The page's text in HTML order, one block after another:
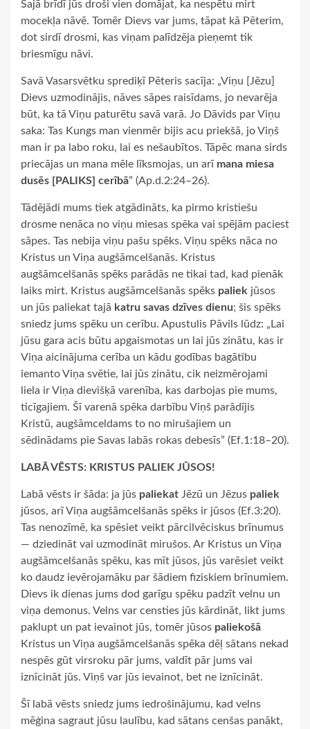
Šajā brīdī jūs droši vien domājat, ka nespētu mirt
mocekļa nāvē. Tomēr Dievs var jums, tāpat kā Pēterim,
dot sirdī drosmi, kas viņam palīdzēja pieņemt tik
briesmīgu nāvi.
Savā Vasarsvētku sprediķī Pēteris sacīja: „Viņu [Jēzu]
Dievs uzmodinājis, nāves sāpes raisīdams, jo nevarēja
būt, ka tā Viņu paturētu savā varā. Jo Dāvids par Viņu
saka: Tas Kungs man vienmēr bijis acu priekšā, jo Viņš
man ir pa labo roku, lai es nešaubītos. Tāpēc mana sirds
priecājas un mana mēle līksmojas, un arī mana miesa
dusēs [PALIKS] cerībā” (Ap.d.2:24–26).
Tādējādi mums tiek atgādināts, ka pirmo kristiešu
drosme nenāca no viņu miesas spēka vai spējām paciest
sāpes. Tas nebija viņu pašu spēks. Viņu spēks nāca no
Kristus un Viņa augšāmcelšanās. Kristus
augšāmcelšanās spēks parādās ne tikai tad, kad pienāk
laiks mirt. Kristus augšāmcelšanās spēks paliek jūsos
un jūs paliekat tajā katru savas dzīves dienu; šis spēks
sniedz jums spēku un cerību. Apustulis Pāvils lūdz: „Lai
jūsu gara acis būtu apgaismotas un lai jūs zinātu, kas ir
Viņa aicinājuma cerība un kādu godības bagātību
iemanto Viņa svētie, lai jūs zinātu, cik neizmērojami
liela ir Viņa dievišķā varenība, kas darbojas pie mums,
ticīgajiem. Šī varenā spēka darbību Viņš parādījis
Kristū, augšāmceldams to no mirušajiem un
sēdinādams pie Savas labās rokas debesīs” (Ef.1:18–20).
LABĀ VĒSTS: KRISTUS PALIEK JŪSOS!
Labā vēsts ir šāda: ja jūs paliekat Jēzū un Jēzus paliek
jūsos, arī Viņa augšāmcelšanās spēks ir jūsos (Ef.3:20).
Tas nenozīmē, ka spēsiet veikt pārcilvēciskus brīnumus
— dziedināt vai uzmodināt mirušos. Ar Kristus un Viņa
augšāmcelšanās spēku, kas mīt jūsos, jūs varēsiet veikt
ko daudz ievērojamāku par šādiem fiziskiem brīnumiem.
Dievs ik dienas jums dod garīgu spēku padzīt velnu un
viņa demonus. Velns var censties jūs kārdināt, likt jums
paklupt un pat ievainot jūs, tomēr jūsos paliekošā
Kristus un Viņa augšāmcelšanās spēka dēļ sātans nekad
nespēs gūt virsroku pār jums, valdīt pār jums vai
iznīcināt jūs. Viņš var jūs ievainot, bet ne iznīcināt.
Šī labā vēsts sniedz jums iedrošinājumu, kad velns
mēģina sagraut jūsu laulību, kad sātans cenšas panākt,